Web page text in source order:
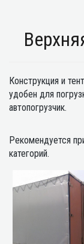
Конструкция и
удобен для
автопогрузчик.
Рекомендуется
категорий.